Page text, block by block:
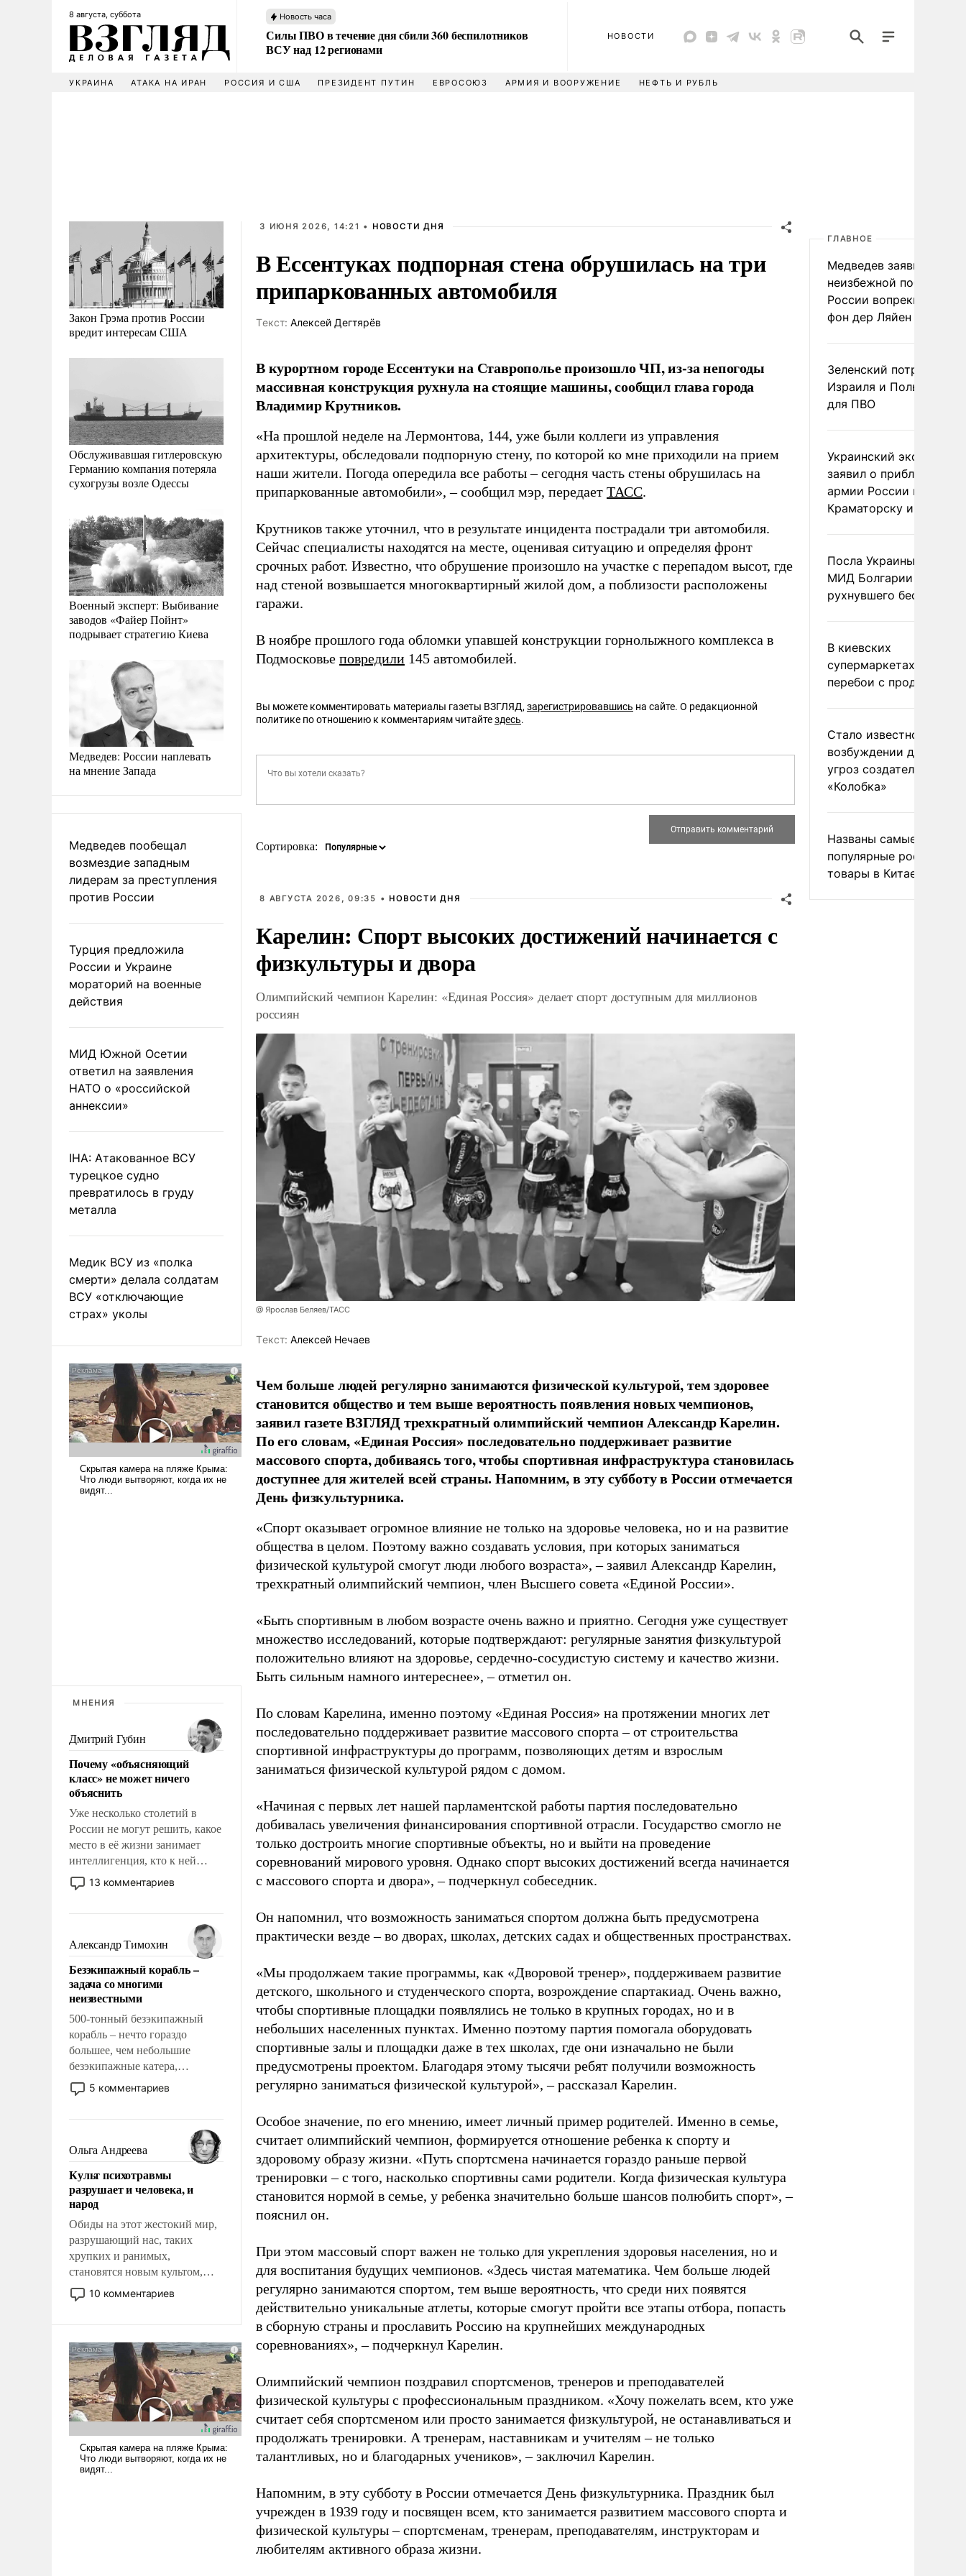
8 августа, суббота Новость часа
Силы ПВО в течение дня сбили 360 беспилотников
ВСУ над 12 регионами
НОВОСТИ
УКРАИНА АТАКА НА ИРАН РОССИЯ И США ПРЕЗИДЕНТ ПУТИН ЕВРОСОЮЗ АРМИЯ И ВООРУЖЕНИЕ НЕФТЬ И РУБЛЬ
Закон Грэма против России
вредит интересам США
Обслуживавшая гитлеровскую
Германию компания потеряла
сухогрузы возле Одессы
Военный эксперт: Выбивание
заводов «Файер Пойнт»
подрывает стратегию Киева
Медведев: России наплевать
на мнение Запада
Медведев пообещал
возмездие западным
лидерам за преступления
против России
Турция предложила
России и Украине
мораторий на военные
действия
МИД Южной Осетии
ответил на заявления
НАТО о «российской
аннексии»
IHA: Атакованное ВСУ
турецкое судно
превратилось в груду
металла
Медик ВСУ из «полка
смерти» делала солдатам
ВСУ «отключающие
страх» уколы
МНЕНИЯ
Дмитрий Губин
Почему «объясняющий
класс» не может ничего
объяснить
Уже несколько столетий в
России не могут решить, какое
место в её жизни занимает
интеллигенция, кто к ней
принадлежит, а кого из неё
исключили с правом
чем она отличается от просто
образованных людей. Иногда
казалось, что эти вопросы
решены раз и навсегда, но –
нет, не решены.
13 комментариев
Александр Тимохин
Безэкипажный корабль –
задача со многими
неизвестными
500-тонный безэкипажный
корабль – нечто гораздо
большее, чем небольшие
безэкипажные катера,
применение которых уже
стало обыденностью. Задача по
сложна и амбициозна. Однако
и ее реализация радикально
поднимет наши боевые
возможности.
5 комментариев
Ольга Андреева
Культ психотравмы
разрушает и человека, и
народ
Обиды на этот жестокий мир,
разрушающий нас, таких
хрупких и ранимых,
становятся новым культом,
постепенно вытесняя и
отменяя традиционное
ударами судьбы, брать на себя
ответственность, помогать
слабым, идти вперед и
адаптироваться.
10 комментариев
3 ИЮНЯ 2026, 14:21 • НОВОСТИ ДНЯ
В Ессентуках подпорная стена обрушилась на три
припаркованных автомобиля
Tекст: Алексей Дегтярёв
В курортном городе Ессентуки на Ставрополье произошло ЧП, из-за непогоды
массивная конструкция рухнула на стоящие машины, сообщил глава города
Владимир Крутников.
«На прошлой неделе на Лермонтова, 144, уже были коллеги из управления
архитектуры, обследовали подпорную стену, по которой ко мне приходили на прием
наши жители. Погода опередила все работы – сегодня часть стены обрушилась на
припаркованные автомобили», – сообщил мэр, передает ТАСС.
Крутников также уточнил, что в результате инцидента пострадали три автомобиля.
Сейчас специалисты находятся на месте, оценивая ситуацию и определяя фронт
срочных работ. Известно, что обрушение произошло на участке с перепадом высот, где
над стеной возвышается многоквартирный жилой дом, а поблизости расположены
гаражи.
В ноябре прошлого года обломки упавшей конструкции горнолыжного комплекса в
Подмосковье повредили 145 автомобилей.
Вы можете комментировать материалы газеты ВЗГЛЯД, зарегистрировавшись на сайте. О редакционной
политике по отношению к комментариям читайтездесь.
Сортировка:
8 АВГУСТА 2026, 09:35 • НОВОСТИ ДНЯ
Карелин: Спорт высоких достижений начинается с
физкультуры и двора
Олимпийский чемпион Карелин: «Единая Россия» делает спорт доступным для миллионов
россиян
@ Ярослав Беляев/ТАСС
Tекст: Алексей Нечаев
Чем больше людей регулярно занимаются физической культурой, тем здоровее
становится общество и тем выше вероятность появления новых чемпионов,
заявил газете ВЗГЛЯД трехкратный олимпийский чемпион Александр Карелин.
По его словам, «Единая Россия» последовательно поддерживает развитие
массового спорта, добиваясь того, чтобы спортивная инфраструктура становилась
доступнее для жителей всей страны. Напомним, в эту субботу в России отмечается
День физкультурника.
«Спорт оказывает огромное влияние не только на здоровье человека, но и на развитие
общества в целом. Поэтому важно создавать условия, при которых заниматься
физической культурой смогут люди любого возраста», – заявил Александр Карелин,
трехкратный олимпийский чемпион, член Высшего совета «Единой России».
«Быть спортивным в любом возрасте очень важно и приятно. Сегодня уже существует
множество исследований, которые подтверждают: регулярные занятия физкультурой
положительно влияют на здоровье, сердечно-сосудистую систему и качество жизни.
Быть сильным намного интереснее», – отметил он.
По словам Карелина, именно поэтому «Единая Россия» на протяжении многих лет
последовательно поддерживает развитие массового спорта – от строительства
спортивной инфраструктуры до программ, позволяющих детям и взрослым
заниматься физической культурой рядом с домом.
«Начиная с первых лет нашей парламентской работы партия последовательно
добивалась увеличения финансирования спортивной отрасли. Государство смогло не
только достроить многие спортивные объекты, но и выйти на проведение
соревнований мирового уровня. Однако спорт высоких достижений всегда начинается
с массового спорта и двора», – подчеркнул собеседник.
Он напомнил, что возможность заниматься спортом должна быть предусмотрена
практически везде – во дворах, школах, детских садах и общественных пространствах.
«Мы продолжаем такие программы, как «Дворовой тренер», поддерживаем развитие
детского, школьного и студенческого спорта, возрождение спартакиад. Очень важно,
чтобы спортивные площадки появлялись не только в крупных городах, но и в
небольших населенных пунктах. Именно поэтому партия помогала оборудовать
спортивные залы и площадки даже в тех школах, где они изначально не были
предусмотрены проектом. Благодаря этому тысячи ребят получили возможность
регулярно заниматься физической культурой», – рассказал Карелин.
Особое значение, по его мнению, имеет личный пример родителей. Именно в семье,
считает олимпийский чемпион, формируется отношение ребенка к спорту и
здоровому образу жизни. «Путь спортсмена начинается гораздо раньше первой
тренировки – с того, насколько спортивны сами родители. Когда физическая культура
становится нормой в семье, у ребенка значительно больше шансов полюбить спорт», –
пояснил он.
При этом массовый спорт важен не только для укрепления здоровья населения, но и
для воспитания будущих чемпионов. «Здесь чистая математика. Чем больше людей
регулярно занимаются спортом, тем выше вероятность, что среди них появятся
действительно уникальные атлеты, которые смогут пройти все этапы отбора, попасть
в сборную страны и прославить Россию на крупнейших международных
соревнованиях», – подчеркнул Карелин.
Олимпийский чемпион поздравил спортсменов, тренеров и преподавателей
физической культуры с профессиональным праздником. «Хочу пожелать всем, кто уже
считает себя спортсменом или просто занимается физкультурой, не останавливаться и
продолжать тренировки. А тренерам, наставникам и учителям – не только
талантливых, но и благодарных учеников», – заключил Карелин.
Напомним, в эту субботу в России отмечается День физкультурника. Праздник был
учрежден в 1939 году и посвящен всем, кто занимается развитием массового спорта и
физической культуры – спортсменам, тренерам, преподавателям, инструкторам и
любителям активного образа жизни.
ГЛАВНОЕ
Медведев заявил о
неизбежной победе
России вопреки словам
фон дер Ляйен
Зеленский потребовал
Израиля и Польши
для ПВО
Украинский эксперт
заявил о приближении
армии России к
Краматорску и
Посла Украины
МИД Болгарии из-за
рухнувшего
В киевских
супермаркетах
перебои с продуктами
Стало известно о
возбуждении дела из-
угроз создателям
«Колобка»
Названы самые
популярные российские
товары в Китае